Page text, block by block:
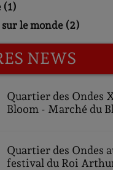
(1)
sur le monde (2)
NEWS
Quartier des Ondes
Bloom - Marché du
Quartier des Ondes
festival du Roi